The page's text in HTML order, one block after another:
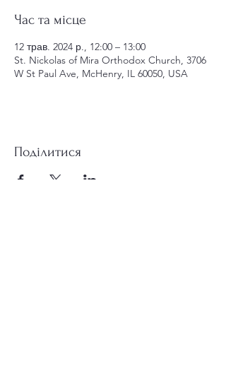
Час та місце
12 трав. 2024 р., 12:00 – 13:00
St. Nickolas of Mira Orthodox Church, 3706
W St Paul Ave, McHenry, IL 60050, USA
Поділитися